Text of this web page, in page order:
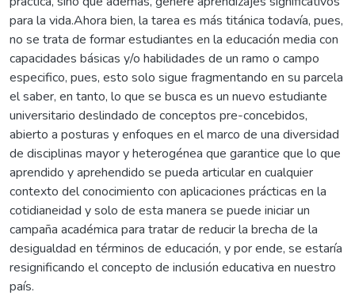
para la vida.Ahora bien, la tarea es más titánica todavía, pues,
no se trata de formar estudiantes en la educación media con
capacidades básicas y/o habilidades de un ramo o campo
especifico, pues, esto solo sigue fragmentando en su parcela
el saber, en tanto, lo que se busca es un nuevo estudiante
universitario deslindado de conceptos pre-concebidos,
abierto a posturas y enfoques en el marco de una diversidad
de disciplinas mayor y heterogénea que garantice que lo que
aprendido y aprehendido se pueda articular en cualquier
contexto del conocimiento con aplicaciones prácticas en la
cotidianeidad y solo de esta manera se puede iniciar un
campaña académica para tratar de reducir la brecha de la
desigualdad en términos de educación, y por ende, se estaría
resignificando el concepto de inclusión educativa en nuestro
país.